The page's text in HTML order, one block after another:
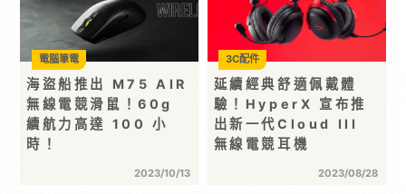
海盜船推出 M75 AIR
無線電競滑鼠！60g
續航力高達 100 小
時！
2023/10/13
電腦筆電
延續經典舒適佩戴體
驗！HyperX 宣布推
出新一代Cloud III
無線電競耳機
2023/08/28
3C配件